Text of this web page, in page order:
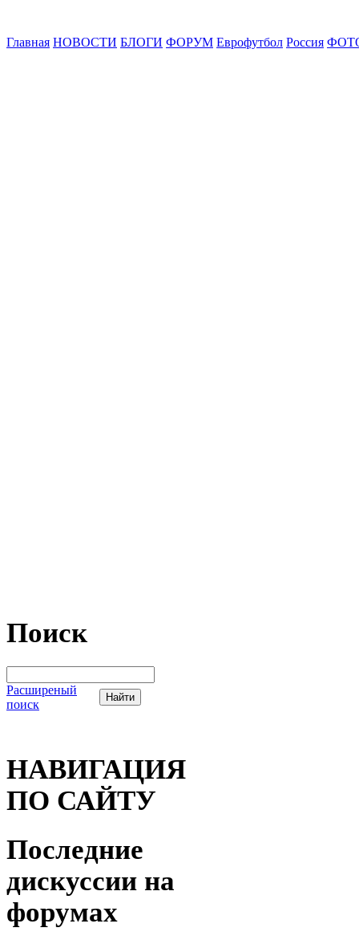
Главная НОВОСТИ БЛОГИ ФОРУМ Еврофутбол Россия
Поиск
Расширеный
поиск
НАВИГАЦИЯ
ПО САЙТУ
Последние
дискуссии на
форумах